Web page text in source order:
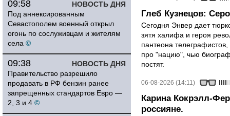
НОВОСТЬ ДНЯ
09:58
Под аннексированным
Севастополем военный открыл
огонь по сослуживцам и жителям
села ©
НОВОСТЬ ДНЯ
09:38
Правительство разрешило
продавать в РФ бензин ранее
запрещенных стандартов Евро —
2, 3 и 4 ©
Глеб Кузнецов:
Сегодня Энвер дает
зятя халифа и героя
пантеона
про "нацию", чью
постят.
06-08-2026 (14:11)
Карина Кокрэлл-
россияне.